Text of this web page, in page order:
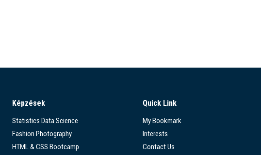
Képzések
Statistics Data Science
Fashion Photography
HTML & CSS Bootcamp
Quick Link
My Bookmark
Interests
Contact Us